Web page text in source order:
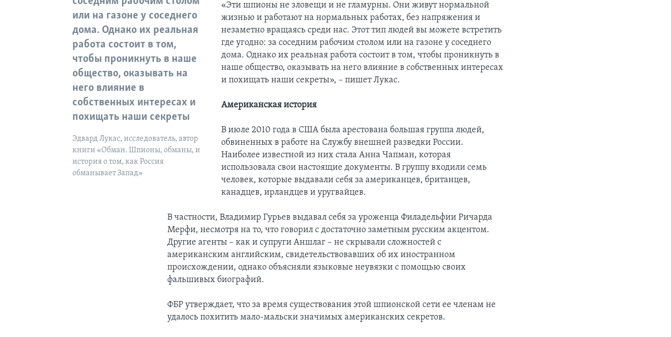
или на газоне у соседнего
дома. Однако их реальная
работа состоит в том,
чтобы проникнуть в наше
общество, оказывать на
него влияние в
собственных интересах и
похищать наши секреты
Эдвард Лукас, исследователь, автор
книги «Обман. Шпионы, обманы, и
история о том, как Россия
обманывает Запад»
«Эти шпионы не зловещи и не гламурны. Они живут нормальной
жизнью и работают на нормальных работах, без напряжения и
незаметно вращаясь среди нас. Этот тип людей вы можете встретить
где угодно: за соседним рабочим столом или на газоне у соседнего
дома. Однако их реальная работа состоит в том, чтобы проникнуть в
наше общество, оказывать на него влияние в собственных интересах
и похищать наши секреты», – пишет Лукас.
Американская история
В июле 2010 года в США была арестована большая группа людей,
обвиненных в работе на Службу внешней разведки России.
Наиболее известной из них стала Анна Чапман, которая
использовала свои настоящие документы. В группу входили семь
человек, которые выдавали себя за американцев, британцев,
канадцев, ирландцев и уругвайцев.
В частности, Владимир Гурьев выдавал себя за уроженца Филадельфии Ричарда
Мерфи, несмотря на то, что говорил с достаточно заметным русским акцентом.
Другие агенты – как и супруги Аншлаг – не скрывали сложностей с
американским английским, свидетельствовавших об их иностранном
происхождении, однако объясняли языковые неувязки с помощью своих
фальшивых биографий.
ФБР утверждает, что за время существования этой шпионской сети ее членам не
удалось похитить мало-мальски значимых американских секретов.